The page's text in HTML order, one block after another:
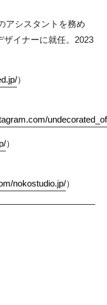
アシスタントを務め
ザイナーに就任。2023
）
）
nokostudio.jp/）